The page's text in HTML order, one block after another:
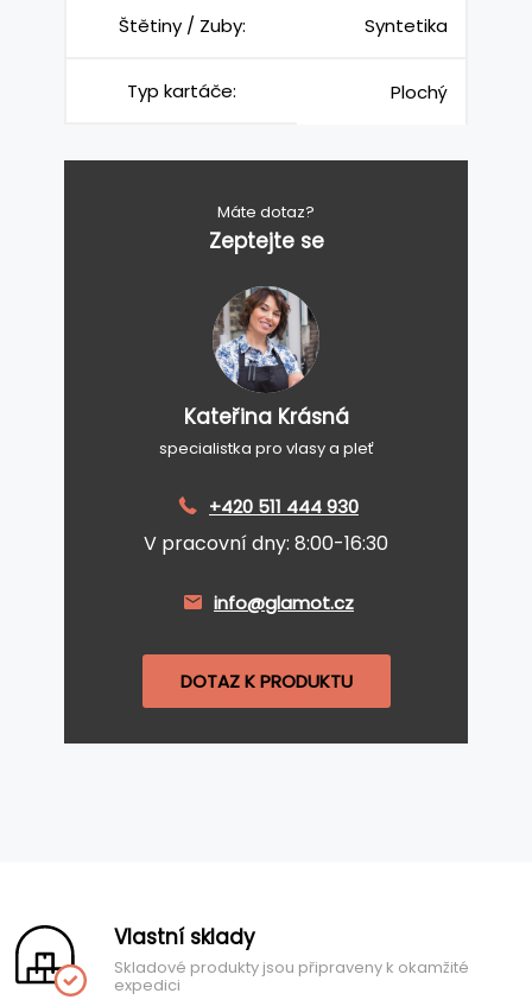
Štětiny / Zuby: Syntetika
Typ kartáče: Plochý
Máte dotaz?
Zeptejte se
Kateřina Krásná
specialistka pro vlasy a pleť
+420 511 444 930
V pracovní dny: 8:00-16:30
info@glamot.cz
DOTAZ K PRODUKTU
Vlastní sklady
Skladové produkty jsou připraveny k okamžité
expedici